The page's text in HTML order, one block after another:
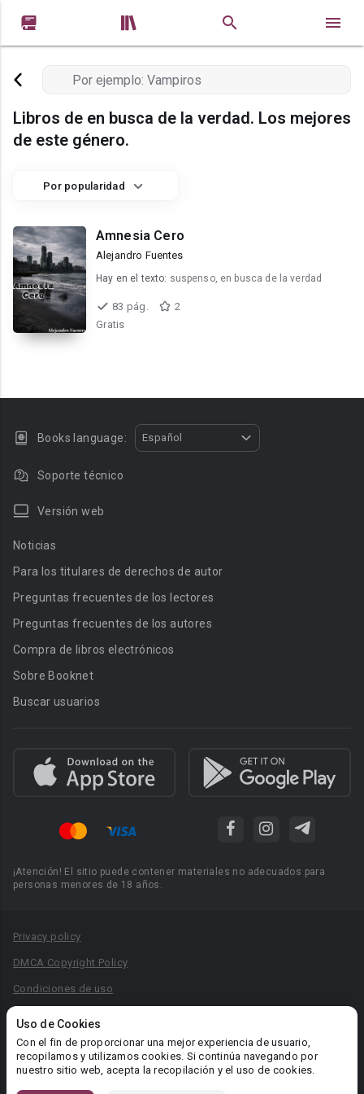
 
Libros de en busca de la verdad. Los mejores
de este género.
Por popularidad
Amnesia Cero
Alejandro Fuentes
Hay en el texto: suspenso, en busca de la verdad
83 pág.
2
Gratis
Uso de Cookies
Con el fin de proporcionar una mejor experiencia de usuario,
recopilamos y utilizamos cookies. Si continúa navegando por
nuestro sitio web, acepta la recopilación y el uso de cookies.
Books language: Español
Soporte técnico
Versión web
Noticias
Para los titulares de derechos de autor
Preguntas frecuentes de los lectores
Preguntas frecuentes de los autores
Compra de libros electrónicos
Sobre Booknet
Buscar usuarios
¡Atención! El sitio puede contener materiales no adecuados para
personas menores de 18 años.
Privacy policy
DMCA Copyright Policy
Condiciones de uso
Reglas para la publicación de libros
Área RR.PP.: pr@booknet.com